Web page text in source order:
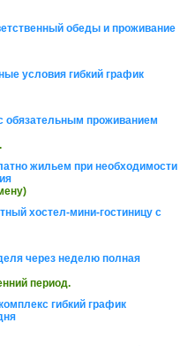
обеды и проживание
условия гибкий график
обязательным проживанием
жильем при необходимости
хостел-мини-гостиницу с
через неделю полная
период.
гибкий график